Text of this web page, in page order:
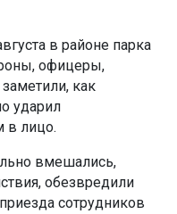
в районе парка
офицеры,
как
ударил
в лицо.
вмешались,
обезвредили
сотрудников